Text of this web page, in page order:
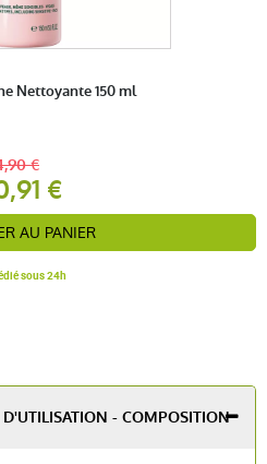
Nettoyante 150 ml
€
€
AU PANIER
sous 24h
- COMPOSITION